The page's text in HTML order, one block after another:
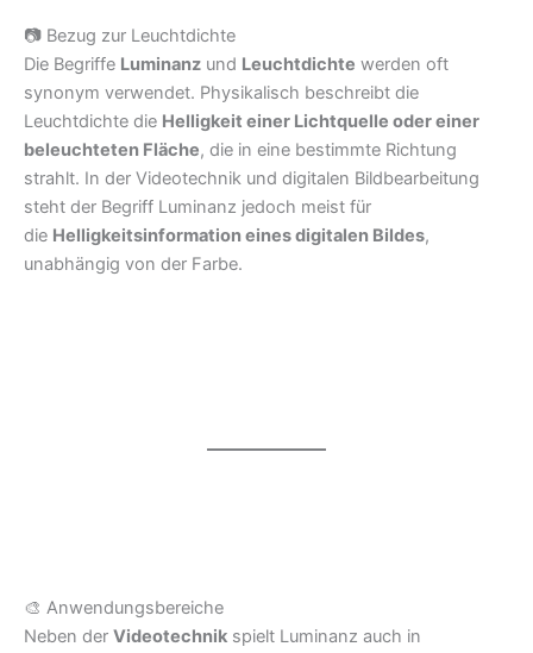
📷 Bezug zur Leuchtdichte
Die Begriffe Luminanz und Leuchtdichte werden oft
synonym verwendet. Physikalisch beschreibt die
Leuchtdichte die Helligkeit einer Lichtquelle oder einer
beleuchteten Fläche, die in eine bestimmte Richtung
strahlt. In der Videotechnik und digitalen Bildbearbeitung
steht der Begriff Luminanz jedoch meist für
die Helligkeitsinformation eines digitalen Bildes,
unabhängig von der Farbe.
🎨 Anwendungsbereiche
Neben der Videotechnik spielt Luminanz auch in